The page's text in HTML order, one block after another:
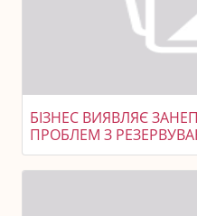
БІЗНЕС ВИЯВЛЯЄ
ПРОБЛЕМ З